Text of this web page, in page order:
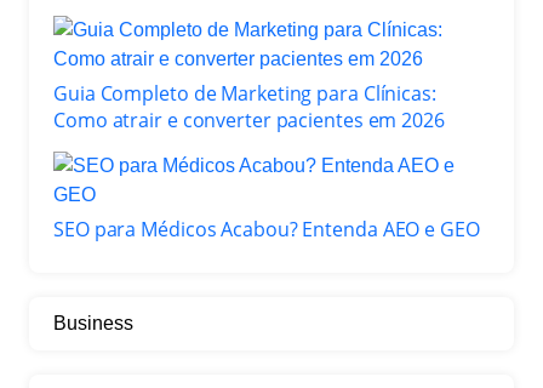
Guia Completo de Marketing para Clínicas:
Como atrair e converter pacientes em 2026
SEO para Médicos Acabou? Entenda AEO e GEO
Business